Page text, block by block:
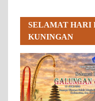
SELAMAT HARI
KUNINGAN